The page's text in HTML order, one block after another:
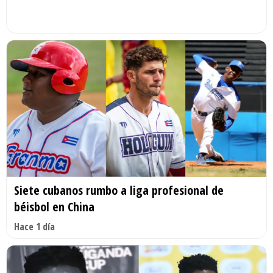
Siete cubanos rumbo a liga profesional de
béisbol en China
Hace 1 día